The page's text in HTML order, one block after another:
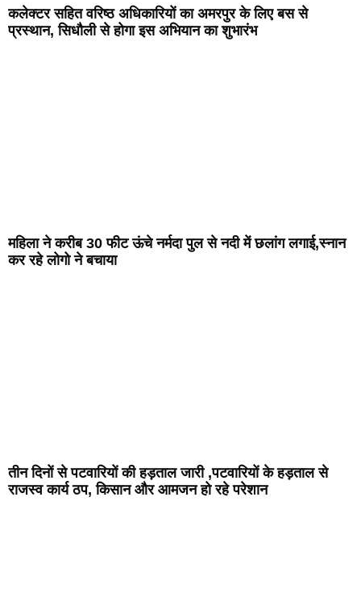
कलेक्टर सहित वरिष्ठ अधिकारियों का अमरपुर के लिए बस से
प्रस्थान, सिधौली से होगा इस अभियान का शुभारंभ
महिला ने करीब 30 फीट ऊंचे नर्मदा पुल से नदी में छलांग लगाई,स्नान
कर रहे लोगो ने बचाया
तीन दिनों से पटवारियों की हड़ताल जारी ,पटवारियों के हड़ताल से
राजस्व कार्य ठप, किसान और आमजन हो रहे परेशान